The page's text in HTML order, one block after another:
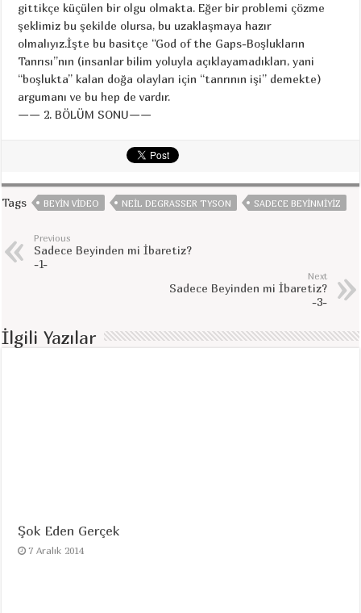
gittikçe küçülen bir olgu olmakta. Eğer bir problemi çözme
şeklimiz bu şekilde olursa, bu uzaklaşmaya hazır
olmalıyız.İşte bu basitçe “God of the Gaps-Boşlukların
Tanrısı”nın (insanlar bilim yoluyla açıklayamadıkları, yani
“boşlukta” kalan doğa olayları için “tanrının işi” demekte)
argumanı ve bu hep de vardır.
—— 2. BÖLÜM SONU——
Tags BEYIN VIDEO NEIL DEGRASSER TYSON SADECE BEYINMIYIZ
Previous
Sadece Beyinden mi İbaretiz?
-1-
Next
Sadece Beyinden mi İbaretiz?
-3-
İlgili Yazılar
Şok Eden Gerçek
7 Aralık 2014